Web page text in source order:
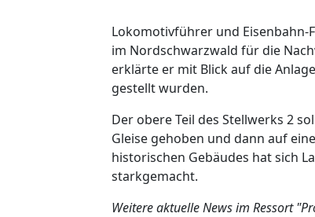
Lokomotivführer und Eisenbahn-
im Nordschwarzwald für die
erklärte er mit Blick auf die
gestellt wurden.
Der obere Teil des Stellwerks 2
Gleise gehoben und dann auf
historischen Gebäudes hat sich
starkgemacht.
Weitere aktuelle News im Ressort